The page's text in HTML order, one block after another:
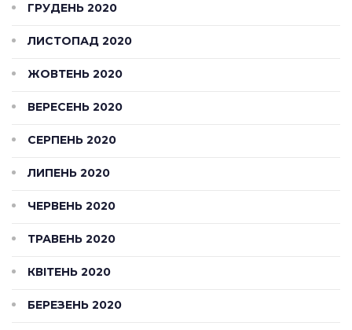
ГРУДЕНЬ 2020
ЛИСТОПАД 2020
ЖОВТЕНЬ 2020
ВЕРЕСЕНЬ 2020
СЕРПЕНЬ 2020
ЛИПЕНЬ 2020
ЧЕРВЕНЬ 2020
ТРАВЕНЬ 2020
КВІТЕНЬ 2020
БЕРЕЗЕНЬ 2020